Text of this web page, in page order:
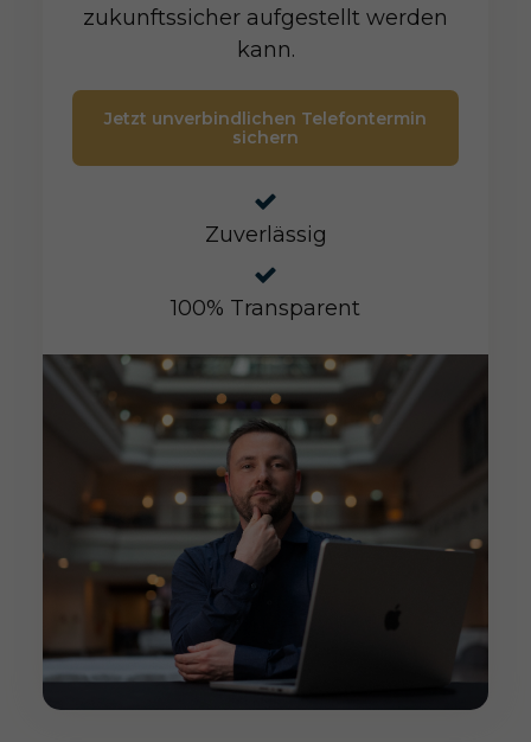
zukunftssicher aufgestellt werden
kann.
Jetzt unverbindlichen Telefontermin
sichern
Zuverlässig
100% Transparent